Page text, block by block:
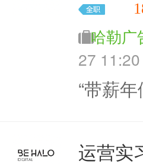
哈勒广
27 11:20
“带薪
运营实